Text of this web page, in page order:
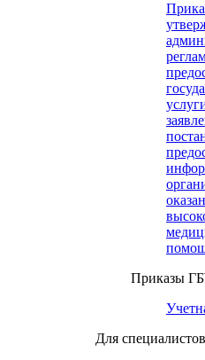
Приказы
Для специалистов